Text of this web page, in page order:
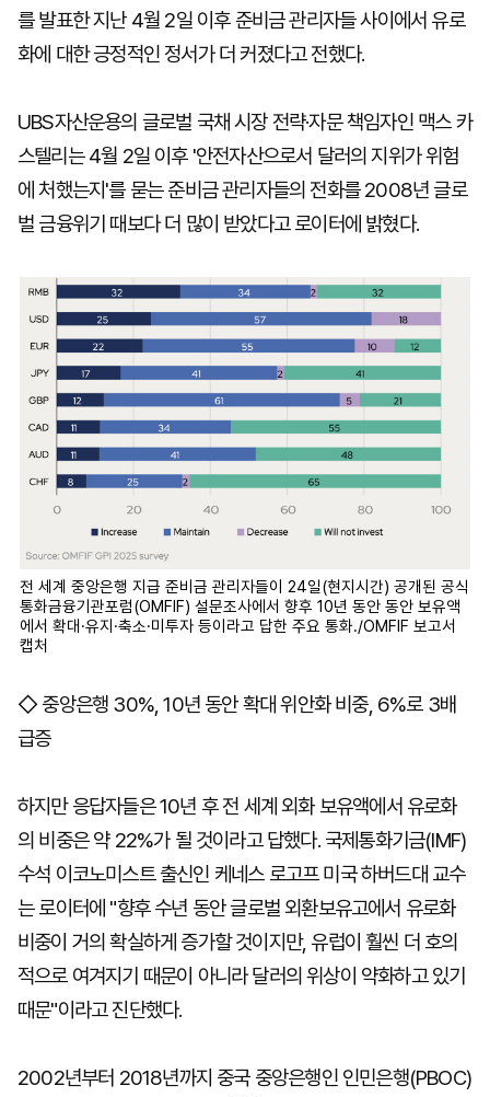
를 발표한 지난 4월 2일 이후 준비금 관리자들 사이에서 유로
화에 대한 긍정적인 정서가 더 커졌다고 전했다.
UBS자산운용의 글로벌 국채 시장 전략·자문 책임자인 맥스 카
스텔리는 4월 2일 이후 '안전자산으로서 달러의 지위가 위험
에 처했는지'를 묻는 준비금 관리자들의 전화를 2008년 글로
벌 금융위기 때보다 더 많이 받았다고 로이터에 밝혔다.
전 세계 중앙은행 지급 준비금 관리자들이 24일(현지시간) 공개된 공식
통화금융기관포럼(OMFIF) 설문조사에서 향후 10년 동안 동안 보유액
에서 확대·유지·축소·미투자 등이라고 답한 주요 통화./OMFIF 보고서
캡처
◇ 중앙은행 30%, 10년 동안 확대 위안화 비중, 6%로 3배
급증
하지만 응답자들은 10년 후 전 세계 외화 보유액에서 유로화
의 비중은 약 22%가 될 것이라고 답했다. 국제통화기금(IMF)
수석 이코노미스트 출신인 케네스 로고프 미국 하버드대 교수
는 로이터에 "향후 수년 동안 글로벌 외환보유고에서 유로화
비중이 거의 확실하게 증가할 것이지만, 유럽이 훨씬 더 호의
적으로 여겨지기 때문이 아니라 달러의 위상이 약화하고 있기
때문"이라고 진단했다.
2002년부터 2018년까지 중국 중앙은행인 인민은행(PBOC)